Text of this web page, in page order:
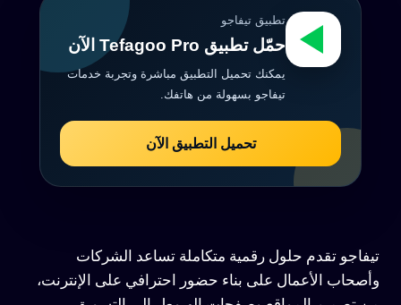
تطبيق تيفاجو
حمّل تطبيق Tefagoo Pro الآن
يمكنك تحميل التطبيق مباشرة وتجربة خدمات
تيفاجو بسهولة من هاتفك.
تحميل التطبيق الآن
تيفاجو تقدم حلول رقمية متكاملة تساعد الشركات
وأصحاب الأعمال على بناء حضور احترافي على الإنترنت،